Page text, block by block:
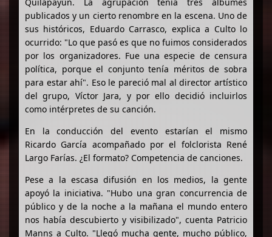
publicados y un cierto renombre en la escena. Uno de
sus históricos, Eduardo Carrasco, explica a Culto lo
ocurrido: "Lo que pasó es que no fuimos considerados
por los organizadores. Fue una especie de censura
política, porque el conjunto tenía méritos de sobra
para estar ahí". Eso le pareció mal al director artístico
del grupo, Víctor Jara, y por ello decidió incluirlos
como intérpretes de su canción.
En la conducción del evento estarían el mismo
Ricardo García acompañado por el folclorista René
Largo Farías. ¿El formato? Competencia de canciones.
Pese a la escasa difusión en los medios, la gente
apoyó la iniciativa. "Hubo una gran concurrencia de
público y de la noche a la mañana el mundo entero
nos había descubierto y visibilizado", cuenta Patricio
Manns a Culto. "Llegó mucha gente, mucho público,